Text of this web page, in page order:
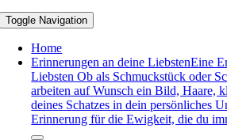
Toggle Navigation
Home
Erinnerungen an deine LiebstenEine
Liebsten Ob als Schmuckstück oder
arbeiten auf Wunsch ein Bild, Haare,
deines Schatzes in dein persönliches
Erinnerung für die Ewigkeit, die du